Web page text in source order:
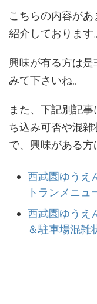
こちらの内容が
紹介しております
興味が有る方は
みて下さいね。
また、下記別記
ち込み可否や混
で、興味がある方
西武園ゆうえ
トランメニュ
西武園ゆうえ
＆駐車場混雑